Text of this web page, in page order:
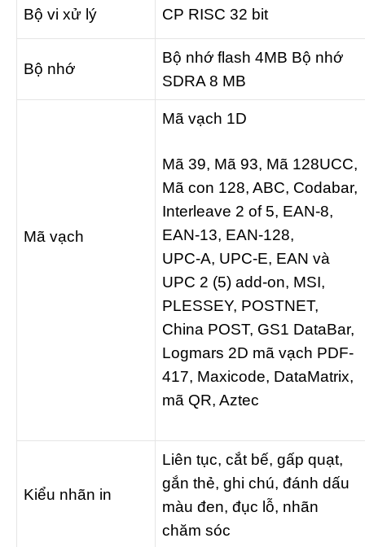
Bộ vi xử lý CP RISC 32 bit
Bộ nhớ
Bộ nhớ flash 4MB Bộ nhớ
SDRA 8 MB
Mã vạch
Mã vạch 1D
Mã 39, Mã 93, Mã 128UCC,
Mã con 128, ABC, Codabar,
Interleave 2 of 5, EAN-8,
EAN-13, EAN-128,
UPC-A, UPC-E, EAN và
UPC 2 (5) add-on, MSI,
PLESSEY, POSTNET,
China POST, GS1 DataBar,
Logmars 2D mã vạch PDF-
417, Maxicode, DataMatrix,
mã QR, Aztec
Kiểu nhãn in
Liên tục, cắt bế, gấp quạt,
gắn thẻ, ghi chú, đánh dấu
màu đen, đục lỗ, nhãn
chăm sóc